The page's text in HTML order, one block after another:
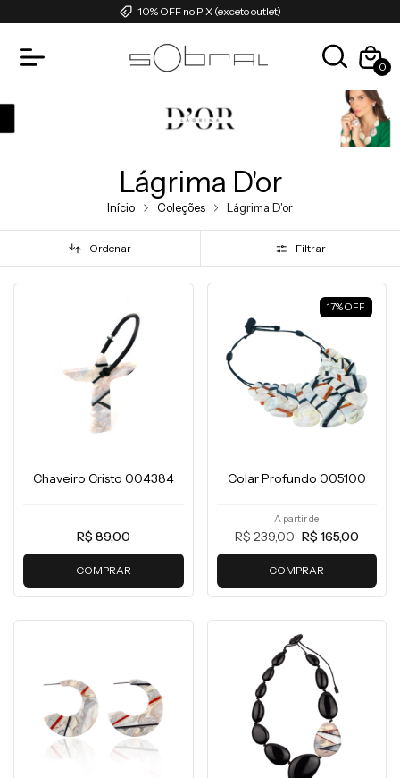
10% OFF no PIX (exceto outlet)
0
Lágrima D'or
Início Coleções Lágrima D'or
Ordenar Filtrar
Chaveiro Cristo 004384
R$ 89,00
COMPRAR
17%OFF
Colar Profundo 005100
A partir de
R$ 239,00 R$ 165,00
COMPRAR